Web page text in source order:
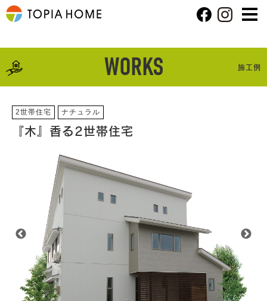
WORKS 施工例
2世帯住宅 ナチュラル
『木』香る2世帯住宅